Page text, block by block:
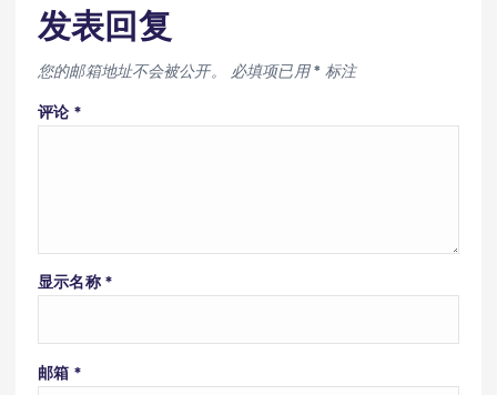
发表回复
您的邮箱地址不会被公开。 必填项已用* 标注
评论 *
显示名称 *
邮箱 *